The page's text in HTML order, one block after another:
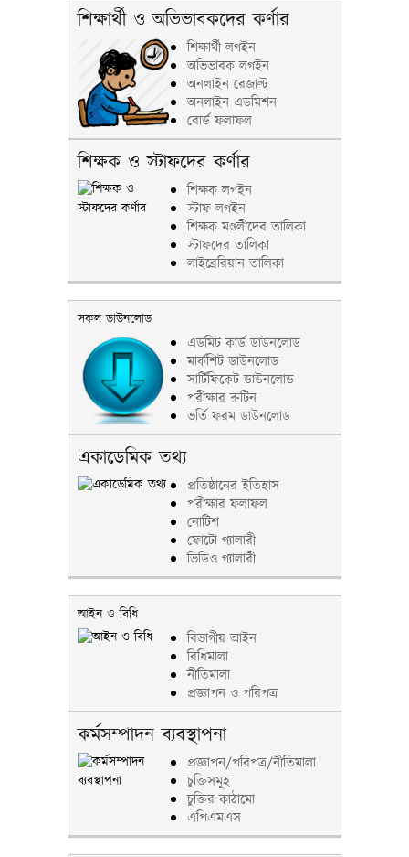
শিক্ষার্থী ও অভিভাবকদের কর্ণার
শিক্ষার্থী লগইন
অভিভাবক লগইন
অনলাইন রেজাল্ট
অনলাইন এডমিশন
বোর্ড ফলাফল
শিক্ষক ও স্টাফদের কর্ণার
শিক্ষক লগইন
স্টাফ লগইন
শিক্ষক মণ্ডলীদের তালিকা
স্টাফদের তালিকা
লাইব্রেরিয়ান তালিকা
সকল ডাউনলোড
এডমিট কার্ড ডাউনলোড
মার্কশিট ডাউনলোড
সার্টিফিকেট ডাউনলোড
পরীক্ষার রুটিন
ভর্তি ফরম ডাউনলোড
একাডেমিক তথ্য
প্রতিষ্ঠানের ইতিহাস
পরীক্ষার ফলাফল
নোটিশ
ফোটো গ্যালারী
ভিডিও গ্যালারী
আইন ও বিধি
বিভাগীয় আইন
বিধিমালা
নীতিমালা
প্রজ্ঞাপন ও পরিপত্র
কর্মসম্পাদন ব্যবস্থাপনা
প্রজ্ঞাপন/পরিপত্র/নীতিমালা
চুক্তিসমূহ
চুক্তির কাঠামো
এপিএমএস